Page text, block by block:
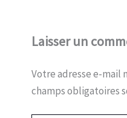
Laisser un
Votre adresse e-mail
champs obligatoires